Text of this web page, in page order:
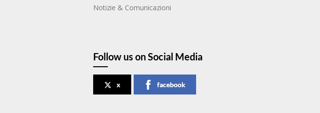
Notizie & Comunicazioni
Follow us on Social Media
x facebook